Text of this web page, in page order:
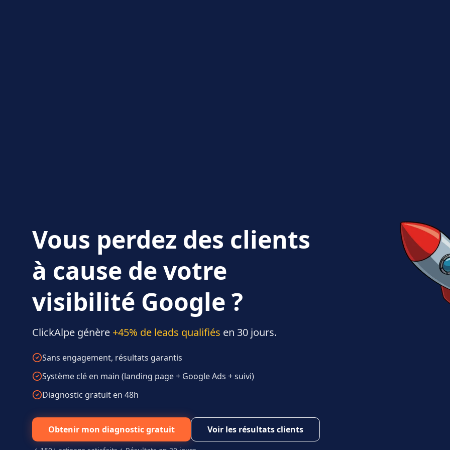
Vous perdez des clients
à cause de votre
visibilité Google ?
ClickAlpe génère +45% de leads qualifiés en 30 jours.
Sans engagement, résultats garantis
Système clé en main (landing page + Google Ads + suivi)
Diagnostic gratuit en 48h
Obtenir mon diagnostic gratuit Voir les résultats clients